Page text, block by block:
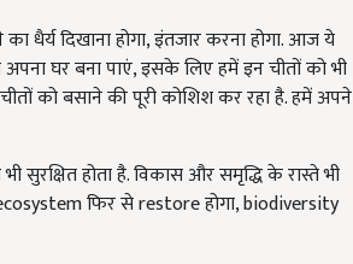
दिखाना होगा, इंतजार करना होगा. आज ये
घर बना पाएं, इसके लिए हमें इन चीतों को भी
को बसाने की पूरी कोशिश कर रहा है. हमें अपने
सुरक्षित होता है. विकास और समृद्धि के रास्ते भी
फिर से restore होगा, biodiversity